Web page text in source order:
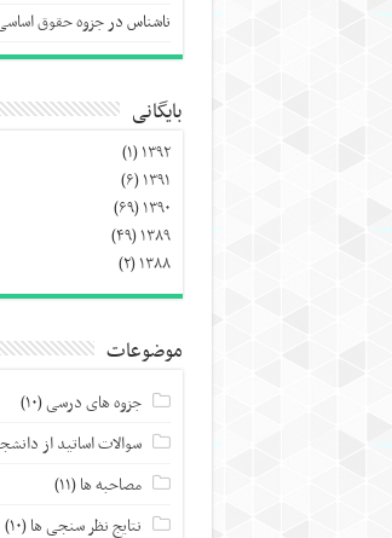
ناشناسدرجزوه حقوق اساسی ۱ – استاد
بایگانی
۱۳۹۲(۱)
۱۳۹۱(۶)
۱۳۹۰(۶۹)
۱۳۸۹(۴۹)
۱۳۸۸(۲)
موضوعات
جزوه های درسی(۱۰)
سوالات اساتید از
مصاحبه ها(۱۱)
نتایج نظر سنجی ها(۱۰)